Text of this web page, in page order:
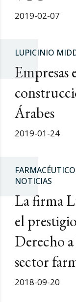
2019-02-07
LUPICINIO
Empresas
Árabes
2019-01-24
NOTICIAS
La firma
el
Derecho
sector
2018-09-20